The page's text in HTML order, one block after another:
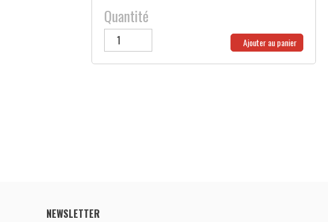
Quantité
Ajouter au panier
NEWSLETTER